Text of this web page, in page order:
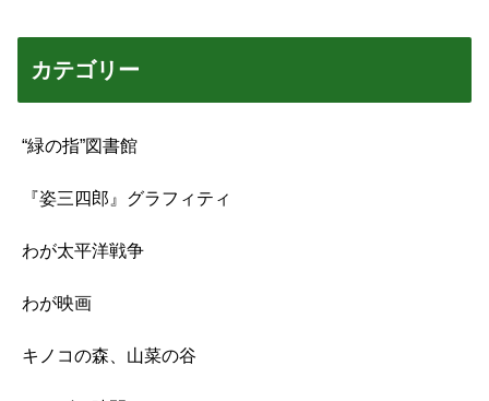
カテゴリー
“緑の指”図書館
『姿三四郎』グラフィティ
わが太平洋戦争
わが映画
キノコの森、山菜の谷